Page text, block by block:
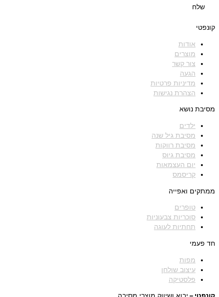
שלח
קונפטי
אודות
מוצרים
צור קשר
הגעה
מדיניות פרטיות
הצהרת נגישות
מסיבת נושא
ילדים
מסיבת גיל שנה
מסיבת רווקות
מסיבת גיוס
יום העצמאות
קריסמס
ממתקים ואפייה
טופרים
סוכריות צבעוניות
תחתיות לעוגה
חד פעמי
מפות
עיצוב שולחן
פלסטיקה